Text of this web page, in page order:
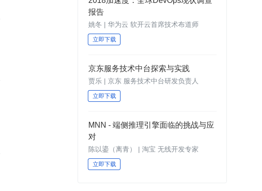
报告
姚冬 | 华为云 软开云首席技术布道师
立即下载
京东服务技术中台探索与实践
贾乐 | 京东 服务技术中台研发负责人
立即下载
MNN - 端侧推理引擎面临的挑战与应
对
陈以鎏（离青） | 淘宝 无线开发专家
立即下载